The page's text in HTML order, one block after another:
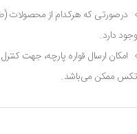
درصورتی که هرکدام از محصولات
وجود دارد.
امکان ارسال قواره پارچه، جهت
تکس ممکن می‌باشد.